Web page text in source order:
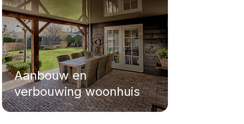
Aanbouw en
verbouwing woonhuis